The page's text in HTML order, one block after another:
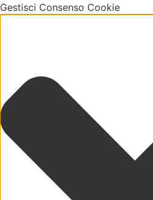
Gestisci Consenso Cookie